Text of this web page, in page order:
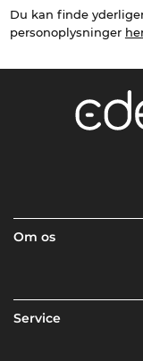
Du kan finde
personoplysninger
Om os
Service